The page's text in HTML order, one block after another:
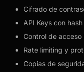
Cifrado de
API Keys con
Control de acceso
Rate limiting y
Copias de